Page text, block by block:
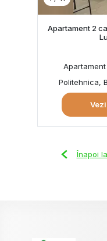
Apartament 2
Politehnica,
Înapoi